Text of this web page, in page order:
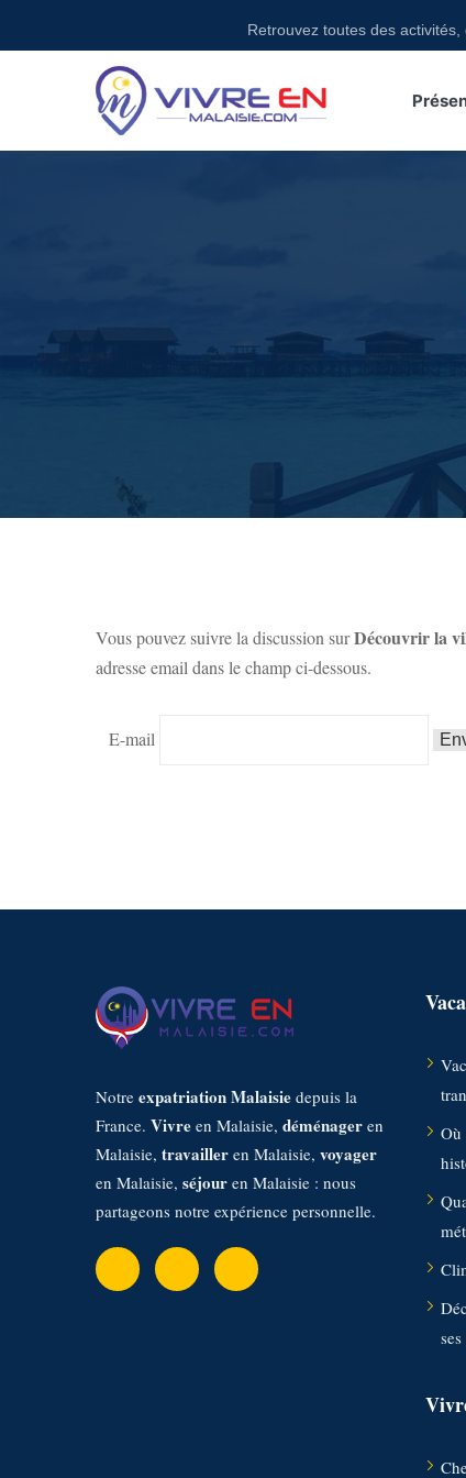
Retrouvez toutes des activités,
Vous pouvez suivre la discussion surDécouvrir la
adresse email dans le champ ci-dessous.
E-mail
Notre expatriation Malaisie depuis la
France. Vivre en Malaisie, déménager en
Malaisie, travailler en Malaisie, voyager
en Malaisie, séjour en Malaisie : nous
partageons notre expérience personnelle.
Où